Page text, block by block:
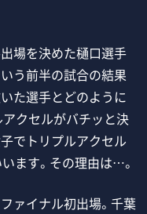
場を決めた樋口選手
う前半の試合の結果
た選手とどのように
クセルがバチッと決
でトリプルアクセル
ます。その理由は…。
ァイナル初出場。千葉